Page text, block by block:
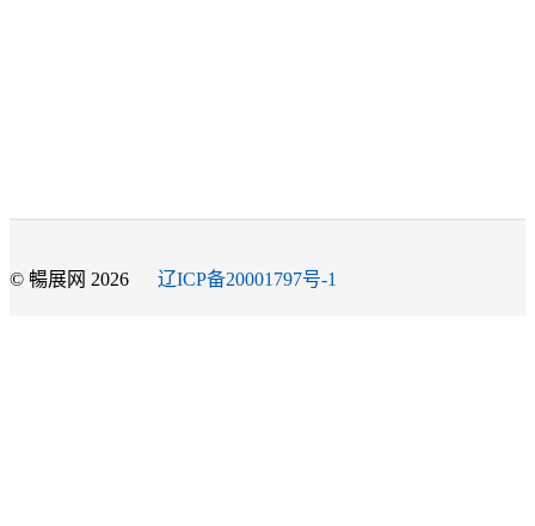
© 暢展网 2026 辽ICP备20001797号-1